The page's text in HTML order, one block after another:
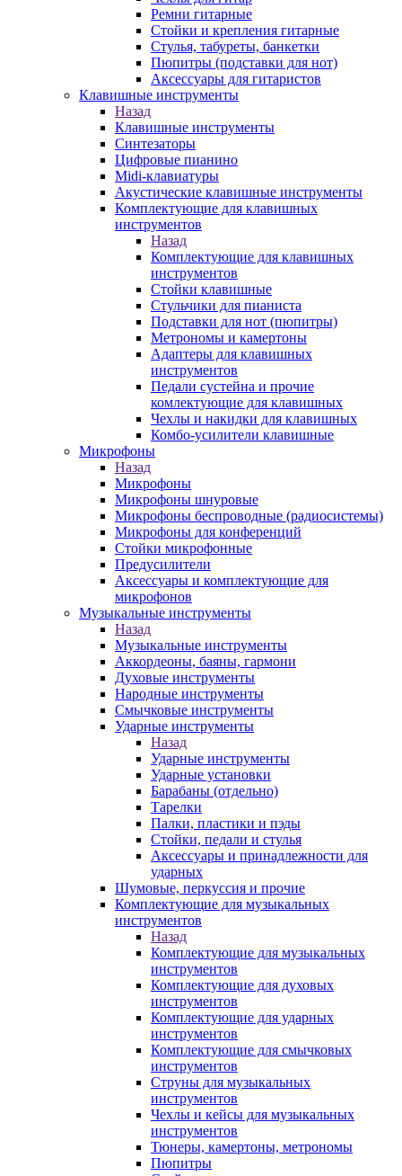
Ремни гитарные
Стойки и крепления гитарные
Стулья, табуреты, банкетки
Пюпитры (подставки для нот)
Аксессуары для гитаристов
Клавишные инструменты
Назад
Клавишные инструменты
Синтезаторы
Цифровые пианино
Midi-клавиатуры
Акустические клавишные инструменты
Комплектующие для клавишных
инструментов
Назад
Комплектующие для клавишных
инструментов
Стойки клавишные
Стульчики для пианиста
Подставки для нот (пюпитры)
Метрономы и камертоны
Адаптеры для клавишных
инструментов
Педали сустейна и прочие
комлектующие для клавишных
Чехлы и накидки для клавишных
Комбо-усилители клавишные
Микрофоны
Назад
Микрофоны
Микрофоны шнуровые
Микрофоны беспроводные (радиосистемы)
Микрофоны для конференций
Стойки микрофонные
Предусилители
Аксессуары и комплектующие для
микрофонов
Музыкальные инструменты
Назад
Музыкальные инструменты
Аккордеоны, баяны, гармони
Духовые инструменты
Народные инструменты
Смычковые инструменты
Ударные инструменты
Назад
Ударные инструменты
Ударные установки
Барабаны (отдельно)
Тарелки
Палки, пластики и пэды
Стойки, педали и стулья
Аксессуары и принадлежности для
ударных
Шумовые, перкуссия и прочие
Комплектующие для музыкальных
инструментов
Назад
Комплектующие для музыкальных
инструментов
Комплектующие для духовых
инструментов
Комплектующие для ударных
инструментов
Комплектующие для смычковых
инструментов
Струны для музыкальных
инструментов
Чехлы и кейсы для музыкальных
инструментов
Тюнеры, камертоны, метрономы
Пюпитры